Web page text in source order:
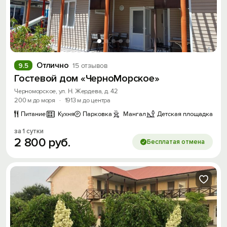
Отлично 15 отзывов
9.5
Гостевой дом «ЧерноМорское»
Черноморское, ул. Н. Жердева, д. 42
200 м до моря
· 1913 м до центра
Питание
Кухня Парковка Мангал Детская площадка
за 1 сутки
2 800 руб. Бесплатая отмена
Вход на сайт
Войти или Зарегистрироваться
Войти